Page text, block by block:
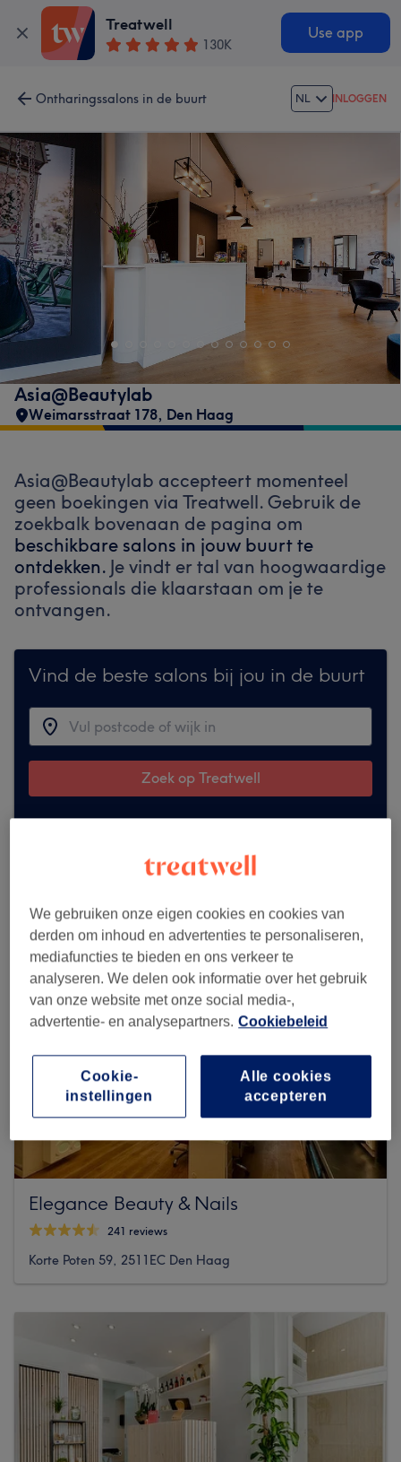
Treatwell
130K
Use app
Ontharingssalons in de buurt NL INLOGGEN
Asia@Beautylab
Weimarsstraat 178, Den Haag
Asia@Beautylab accepteert momenteel
geen boekingen via Treatwell. Gebruik de
zoekbalk bovenaan de pagina om
beschikbare salons in jouw buurt te
ontdekken. Je vindt er tal van hoogwaardige
professionals die klaarstaan om je te
ontvangen.
Vind de beste salons bij jou in de buurt
Zoek op Treatwell
Zoek meer salons
Elegance Beauty & Nails
241 reviews
Korte Poten 59, 2511EC Den Haag
We gebruiken onze eigen cookies en cookies van
derden om inhoud en advertenties te personaliseren,
mediafuncties te bieden en ons verkeer te
analyseren. We delen ook informatie over het gebruik
van onze website met onze social media-,
advertentie- en analysepartners. Cookiebeleid
Alle cookies
accepteren
Cookie-
instellingen